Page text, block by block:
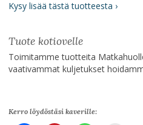
Kysy lisää tästä tuotteesta ›
Tuote kotiovelle
Toimitamme tuotteita
vaativammat kuljetukset
Kerro löydöstäsi kaverille: